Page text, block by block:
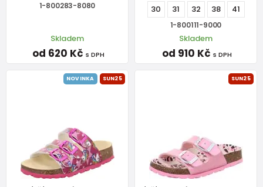
1-800283-8080
Skladem
od 620 Kč s DPH
30 31 32 38 41
1-800111-9000
Skladem
od 910 Kč s DPH
NOVINKA SUN25 SUN25